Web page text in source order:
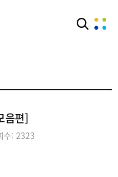
음편]
수: 2323